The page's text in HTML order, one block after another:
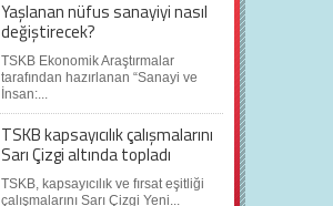
Yaşlanan nüfus sanayiyi nasıl
değiştirecek?
TSKB Ekonomik Araştırmalar
tarafından hazırlanan “Sanayi ve
İnsan:...
TSKB kapsayıcılık çalışmalarını
Sarı Çizgi altında topladı
TSKB, kapsayıcılık ve fırsat eşitliği
çalışmalarını Sarı Çizgi Yeni...